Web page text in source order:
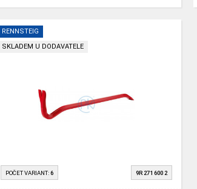
RENNSTEIG
SKLADEM U DODAVATELE
POČET VARIANT:6 9R 271 600 2